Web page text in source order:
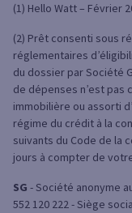
(1) Hello Watt – Février
(2) Prêt consenti sous
réglementaires
du dossier par Société
de dépenses n’est pas
immobilière ou assorti
régime du crédit à la
suivants du Code de la
jours à compter de
SG - Société anonyme
552 120 222 - Siège